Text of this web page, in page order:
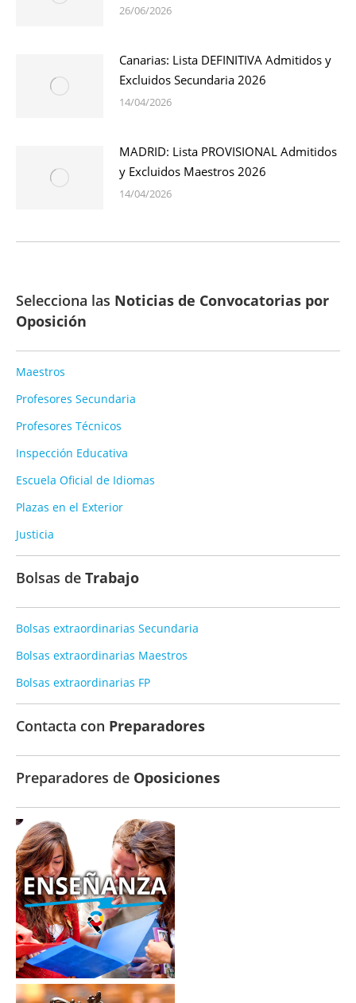
26/06/2026
Canarias: Lista DEFINITIVA Admitidos y
Excluidos Secundaria 2026
14/04/2026
MADRID: Lista PROVISIONAL Admitidos
y Excluidos Maestros 2026
14/04/2026
Selecciona las Noticias de Convocatorias por
Oposición
Maestros
Profesores Secundaria
Profesores Técnicos
Inspección Educativa
Escuela Oficial de Idiomas
Plazas en el Exterior
Justicia
Bolsas de Trabajo
Bolsas extraordinarias Secundaria
Bolsas extraordinarias Maestros
Bolsas extraordinarias FP
Contacta con Preparadores
Preparadores de Oposiciones